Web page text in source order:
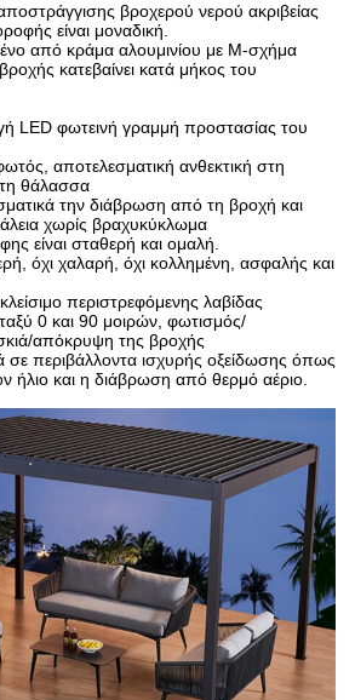
βροχερού νερού ακριβείας
είναι μοναδική.
από κράμα αλουμινίου με M-σχήμα
κατεβαίνει κατά μήκος του
LED φωτεινή γραμμή προστασίας του
αποτελεσματική ανθεκτική στη
θάλασσα
την διάβρωση από τη βροχή και
χωρίς βραχυκύκλωμα
είναι σταθερή και ομαλή.
όχι χαλαρή, όχι κολλημένη, ασφαλής και
περιστρεφόμενης λαβίδας
0 και 90 μοιρών, φωτισμός/
απόκρυψη της βροχής
σε περιβάλλοντα ισχυρής οξείδωσης όπως
ήλιο και η διάβρωση από θερμό αέριο.